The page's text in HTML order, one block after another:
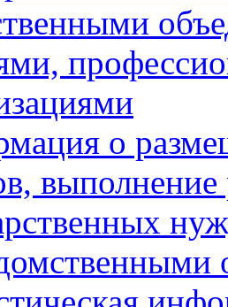
о
выполнение